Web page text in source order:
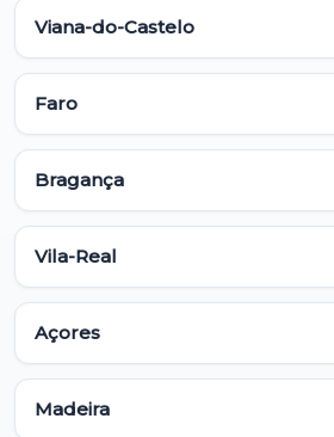
Viana-do-Castelo
Faro
Bragança
Vila-Real
Açores
Madeira